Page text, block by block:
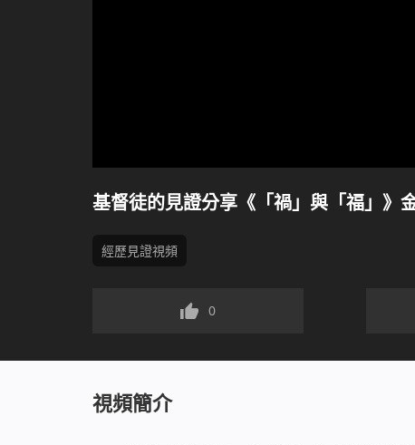
基督徒的見證分享《「禍」與「福」》
經歷見證視頻
0
視頻簡介